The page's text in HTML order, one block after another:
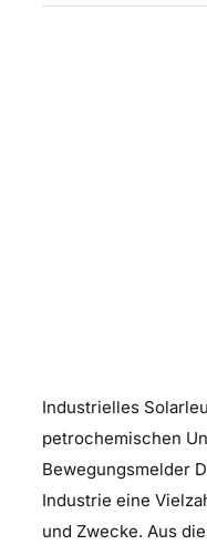
Industrielles
petrochemischen
Bewegungsmelder
Industrie eine
und Zwecke. Aus